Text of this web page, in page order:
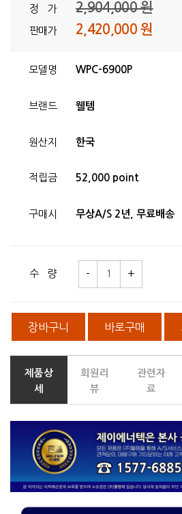
정 가 2,904,000 원
판매가 2,420,000 원
모델명 WPC-6900P
브랜드 웰템
원산지 한국
적립금 52,000 point
구매시 무상A/S 2년, 무료배송
수 량
장바구니 바로구매
제품상
세
회원리
뷰
관련자
료